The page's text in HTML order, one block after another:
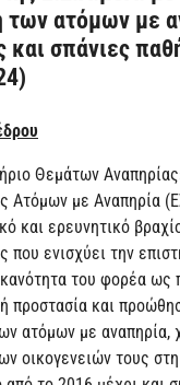
των ατόμων με
και σπάνιες
Θεμάτων
Ατόμων με Αναπηρία
και ερευνητικό
που ενισχύει την
του φορέα ως
προστασία και
ατόμων με αναπηρία,
οικογενειών τους